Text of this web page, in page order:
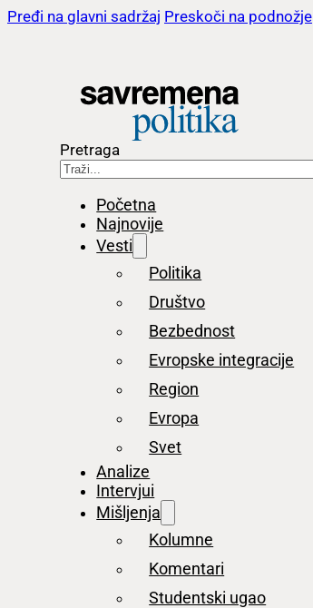
Pređi na glavni sadržaj Preskoči na podnožje
Pretraga
Početna
Najnovije
Vesti
Politika
Društvo
Bezbednost
Evropske integracije
Region
Evropa
Svet
Analize
Intervjui
Mišljenja
Kolumne
Komentari
Studentski ugao